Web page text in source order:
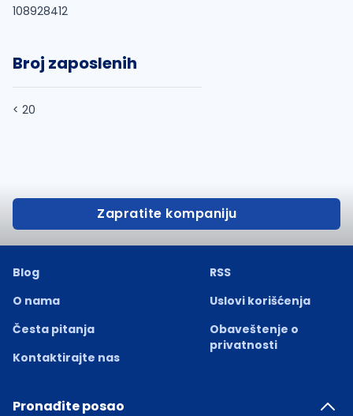
108928412
Broj zaposlenih
< 20
Zapratite kompaniju
Blog
O nama
Česta pitanja
Kontaktirajte nas
RSS
Uslovi korišćenja
Obaveštenje o
privatnosti
Pronađite posao